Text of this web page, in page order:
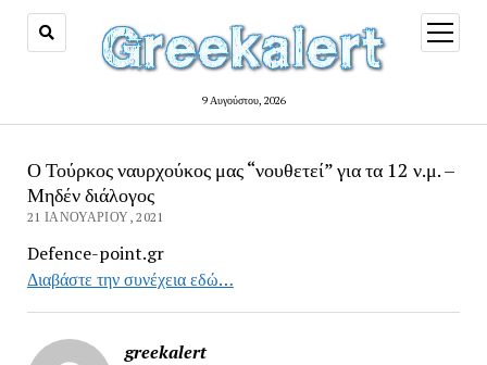
9 Αυγούστου, 2026
open
menu
Ο Τούρκος ναυρχούκος μας “νουθετεί” για τα 12 ν.μ. –
Μηδέν διάλογος
21 ΙΑΝΟΥΑΡΊΟΥ, 2021
Defence-point.gr
Διαβάστε την συνέχεια εδώ…
greekalert